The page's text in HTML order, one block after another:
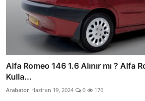
Alfa Romeo 146 1.6 Alınır mı ? Alfa
Kulla...
Arabator Haziran 19, 2024 0 176